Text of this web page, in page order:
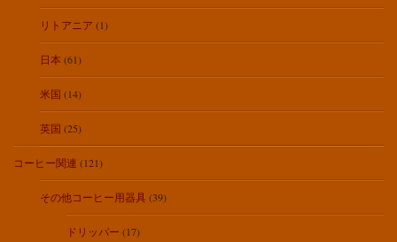
リトアニア (1)
日本 (61)
米国 (14)
英国 (25)
コーヒー関連 (121)
その他コーヒー用器具 (39)
ドリッパー (17)